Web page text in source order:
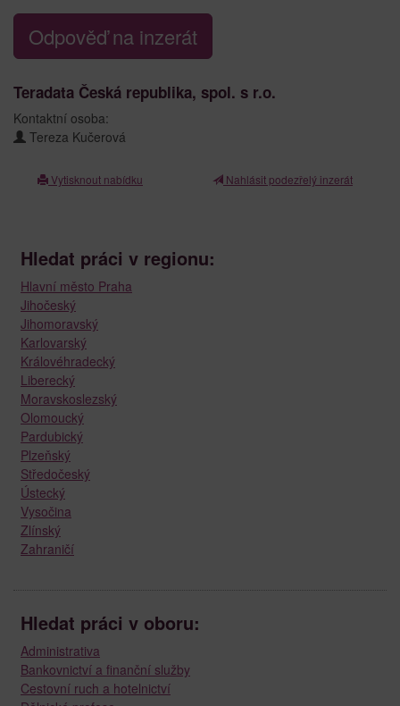
Odpověď na inzerát
Teradata Česká republika, spol. s r.o.
Kontaktní osoba:
Tereza Kučerová
Vytisknout nabídku Nahlásit podezřelý inzerát
Hledat práci v regionu:
Hlavní město Praha
Jihočeský
Jihomoravský
Karlovarský
Královéhradecký
Liberecký
Moravskoslezský
Olomoucký
Pardubický
Plzeňský
Středočeský
Ústecký
Vysočina
Zlínský
Zahraničí
Hledat práci v oboru:
Administrativa
Bankovnictví a finanční služby
Cestovní ruch a hotelnictví